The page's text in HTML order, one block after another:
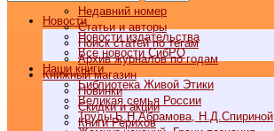
Недавний номер
Статьи и авторы
Поиск статей по тегам
Архив журналов по годам
Книжный магазин
Новинки
Скидки и акции
Книги Рерихов
Новости
Новости издательства
Все новости СибРО
Наши книги
Библиотека Живой Этики
Великая семья России
Труды Б.Н.Абрамова, Н.Д.Спириной